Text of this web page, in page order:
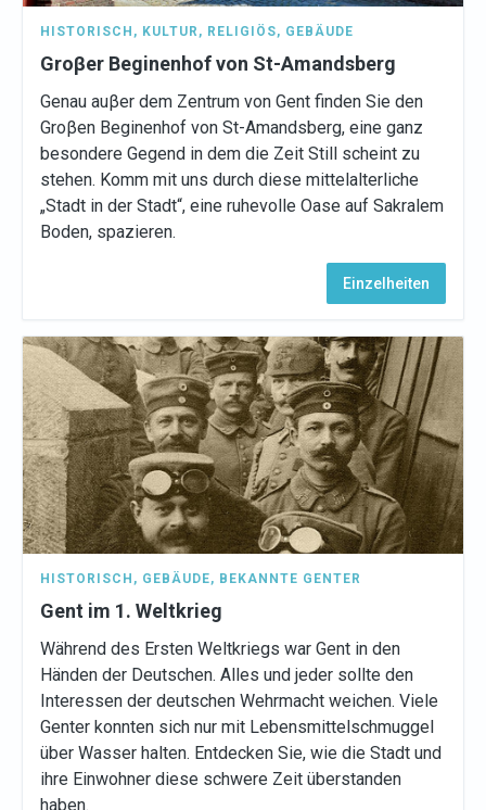
HISTORISCH , KULTUR , RELIGIÖS, GEBÄUDE
Groβer Beginenhof von St-Amandsberg
Genau auβer dem Zentrum von Gent finden Sie den
Groβen Beginenhof von St-Amandsberg, eine ganz
besondere Gegend in dem die Zeit Still scheint zu
stehen. Komm mit uns durch diese mittelalterliche
„Stadt in der Stadt“, eine ruhevolle Oase auf Sakralem
Boden, spazieren.
Einzelheiten
HISTORISCH , GEBÄUDE, BEKANNTE GENTER
Gent im 1. Weltkrieg
Während des Ersten Weltkriegs war Gent in den
Händen der Deutschen. Alles und jeder sollte den
Interessen der deutschen Wehrmacht weichen. Viele
Genter konnten sich nur mit Lebensmittelschmuggel
über Wasser halten. Entdecken Sie, wie die Stadt und
ihre Einwohner diese schwere Zeit überstanden
haben.